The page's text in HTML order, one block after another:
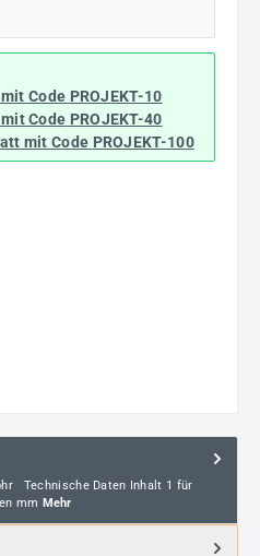
Code PROJEKT-10
mit Code PROJEKT-40
mit Code PROJEKT-100
Technische Daten Inhalt 1 für
mm Mehr